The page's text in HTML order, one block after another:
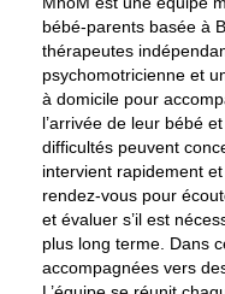
bébé-parents basée à
thérapeutes
psychomotricienne et
à domicile pour
l’arrivée de leur bébé
difficultés peuvent
intervient rapidement
rendez-vous pour
et évaluer s’il est
plus long terme. Dans
accompagnées vers